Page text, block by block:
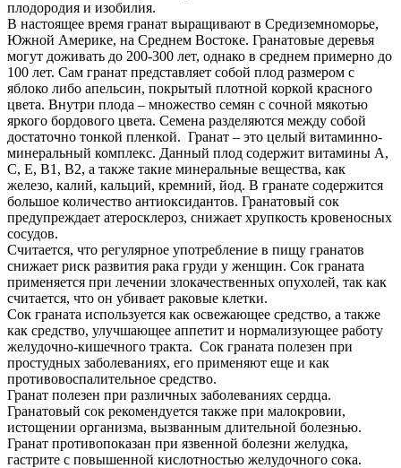
плодородия и изобилия.
В настоящее время гранат выращивают в Средиземноморье,
Южной Америке, на Среднем Востоке. Гранатовые деревья
могут доживать до 200-300 лет, однако в среднем примерно до
100 лет. Сам гранат представляет собой плод размером с
яблоко либо апельсин, покрытый плотной коркой красного
цвета. Внутри плода – множество семян с сочной мякотью
яркого бордового цвета. Семена разделяются между собой
достаточно тонкой пленкой. Гранат – это целый витаминно-
минеральный комплекс. Данный плод содержит витамины А,
С, Е, В1, В2, а также такие минеральные вещества, как
железо, калий, кальций, кремний, йод. В гранате содержится
большое количество антиоксидантов. Гранатовый сок
предупреждает атеросклероз, снижает хрупкость кровеносных
сосудов.
Считается, что регулярное употребление в пищу гранатов
снижает риск развития рака груди у женщин. Сок граната
применяется при лечении злокачественных опухолей, так как
считается, что он убивает раковые клетки.
Сок граната используется как освежающее средство, а также
как средство, улучшающее аппетит и нормализующее работу
желудочно-кишечного тракта. Сок граната полезен при
простудных заболеваниях, его применяют еще и как
противовоспалительное средство.
Гранат полезен при различных заболеваниях сердца.
Гранатовый сок рекомендуется также при малокровии,
истощении организма, вызванным длительной болезнью.
Гранат противопоказан при язвенной болезни желудка,
гастрите с повышенной кислотностью желудочного сока.